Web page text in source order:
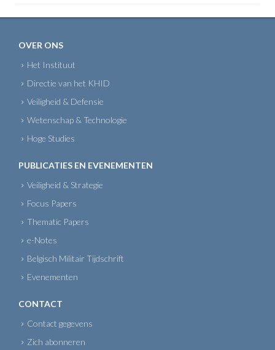
OVER ONS
Het Instituut
Directie van het KHID
Veiligheid & Defensie
Wetenschap & Technologie
Hoge Studies
PUBLICATIES EN EVENEMENTEN
Veiligheid & Strategie
Focus Papers
Thematic Papers
e-Notes
Belgisch Militair Tijdschrift
Evenementen
CONTACT
Contact gegevens
Zich abonneren